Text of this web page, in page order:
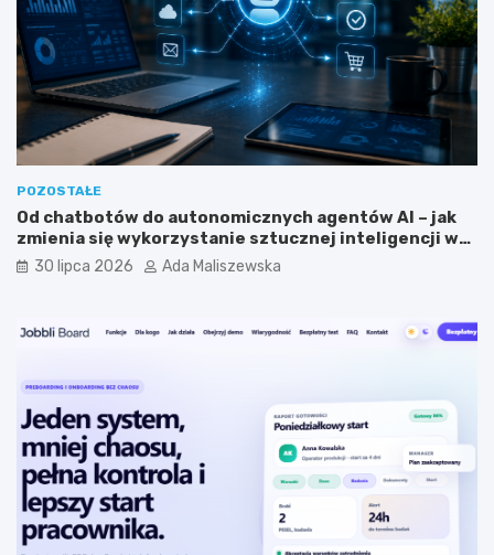
y
j
n
y
m
m
i
s
t
a
?
POZOSTAŁE
Od chatbotów do autonomicznych agentów AI – jak
zmienia się wykorzystanie sztucznej inteligencji w
biznesie?
30 lipca 2026 Ada Maliszewska